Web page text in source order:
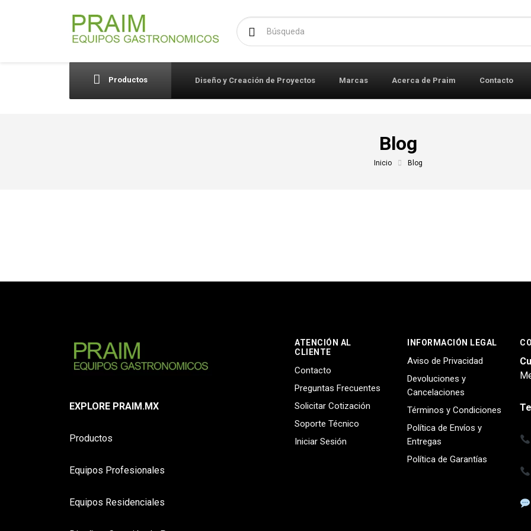
Buscar:
Productos Diseño y Creación de Proyectos Marcas Acerca de Praim Contacto
Blog
Inicio Blog
EXPLORE PRAIM.MX
Productos
Equipos Profesionales
Equipos Residenciales
ATENCIÓN AL
CLIENTE
Contacto
Preguntas Frecuentes
Solicitar Cotización
Soporte Técnico
Iniciar Sesión
INFORMACIÓN LEGAL
Aviso de Privacidad
Devoluciones y
Cancelaciones
Términos y Condiciones
Política de Envíos y
Entregas
Política de Garantías